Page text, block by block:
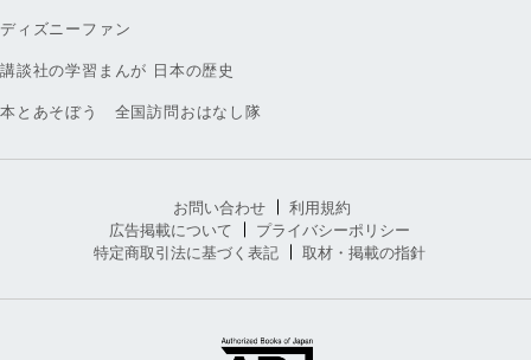
ディズニーファン
講談社の学習まんが 日本の歴史
本とあそぼう 全国訪問おはなし隊
お問い合わせ
利用規約
広告掲載について
プライバシーポリシー
特定商取引法に基づく表記
取材・掲載の指針